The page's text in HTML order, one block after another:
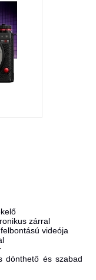
zárral
videója
dönthető és szabad